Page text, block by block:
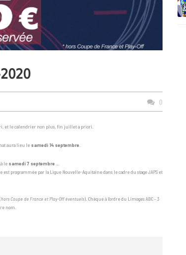
0
et le calendrier non plus, fin juillet a priori.
aura lieu le samedi 14 septembre
le samedi 7 septembre
est programmée par la Ligue Nouvelle-Aquitaine dans le cadre du stage JAPS et
(hors Coupe de France et Play-Off éventuels). Chèque à l’ordre du Limoges ABC – 3
nom.